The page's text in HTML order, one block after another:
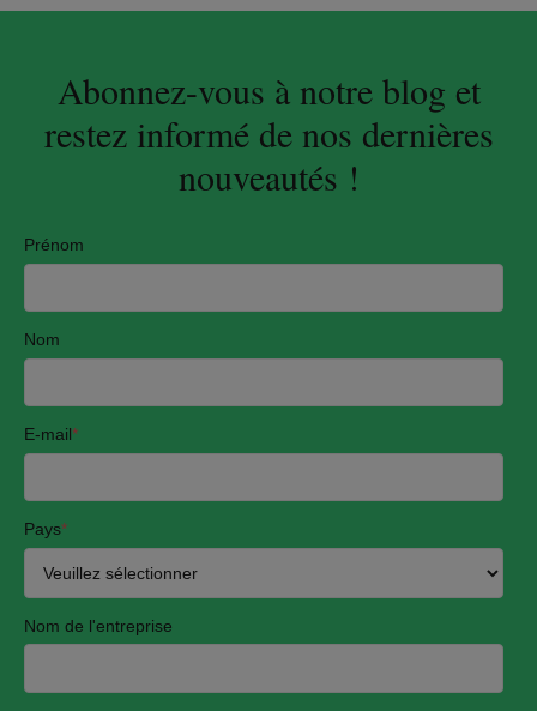
Abonnez-vous à notre blog et
restez informé de nos dernières
nouveautés !
Prénom
Nom
E-mail*
Pays*
Nom de l'entreprise